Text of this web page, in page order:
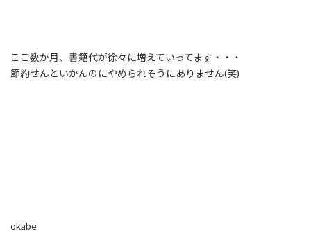
ここ数か月、書籍代が徐々に増えていってます・・・
節約せんといかんのにやめられそうにありません(笑)
okabe